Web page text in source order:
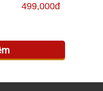
499,000đ